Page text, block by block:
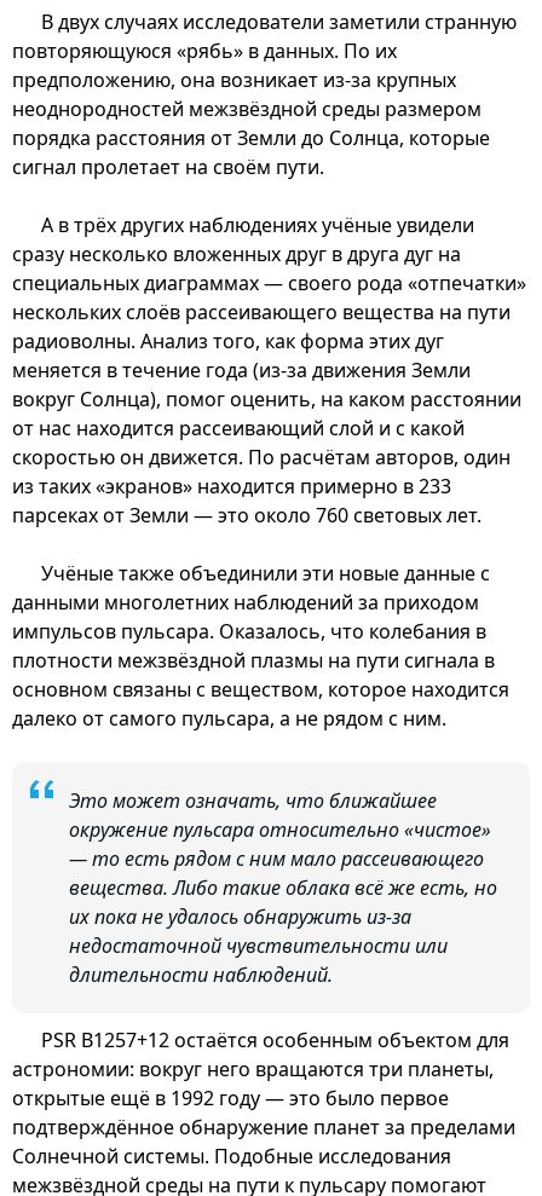
В двух случаях исследователи заметили странную
повторяющуюся «рябь» в данных. По их
предположению, она возникает из-за крупных
неоднородностей межзвёздной среды размером
порядка расстояния от Земли до Солнца, которые
сигнал пролетает на своём пути.
А в трёх других наблюдениях учёные увидели
сразу несколько вложенных друг в друга дуг на
специальных диаграммах — своего рода «отпечатки»
нескольких слоёв рассеивающего вещества на пути
радиоволны. Анализ того, как форма этих дуг
меняется в течение года (из-за движения Земли
вокруг Солнца), помог оценить, на каком расстоянии
от нас находится рассеивающий слой и с какой
скоростью он движется. По расчётам авторов, один
из таких «экранов» находится примерно в 233
парсеках от Земли — это около 760 световых лет.
Учёные также объединили эти новые данные с
данными многолетних наблюдений за приходом
импульсов пульсара. Оказалось, что колебания в
плотности межзвёздной плазмы на пути сигнала в
основном связаны с веществом, которое находится
далеко от самого пульсара, а не рядом с ним.
Это может означать, что ближайшее
окружение пульсара относительно «чистое»
— то есть рядом с ним мало рассеивающего
вещества. Либо такие облака всё же есть, но
их пока не удалось обнаружить из-за
недостаточной чувствительности или
длительности наблюдений.
PSR B1257+12 остаётся особенным объектом для
астрономии: вокруг него вращаются три планеты,
открытые ещё в 1992 году — это было первое
подтверждённое обнаружение планет за пределами
Солнечной системы. Подобные исследования
межзвёздной среды на пути к пульсару помогают